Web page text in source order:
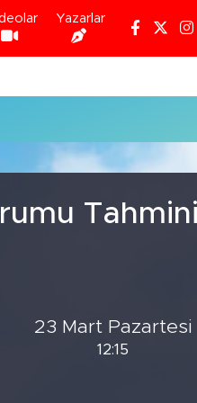
Yazarlar
Tahmini
23 Mart Pazartesi
12:15